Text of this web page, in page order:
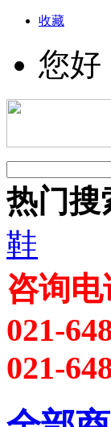
收藏
您好
热门搜
鞋
咨询电
021-
021-